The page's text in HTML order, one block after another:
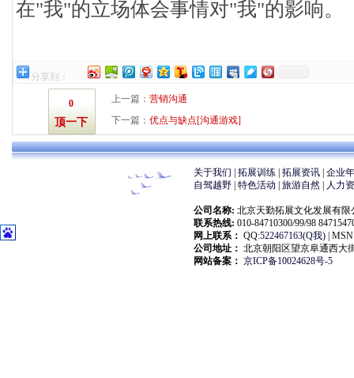
在"我"的立场体会事情对"我"的影响。
分享到：
0
顶一下
上一篇： 营销沟通
下一篇： 优点与缺点[沟通游戏]
关于我们 | 拓展训练| 拓展资讯| 企业
自驾越野| 特色活动 旅游自然| 人力
公司名称: 北京天勤拓展文化发展有限
联系热线: 010-84710300/99/98
网上联系： QQ:522467163(Q我)|
公司地址： 北京朝阳区望京阜通西大
网站备案： 京ICP备10024628号-5